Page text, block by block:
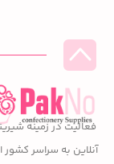
فعالیت در زمینه
آنلاین به سراسر